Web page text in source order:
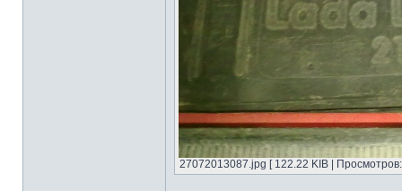
27072013087.jpg [ 122.22 KIB |